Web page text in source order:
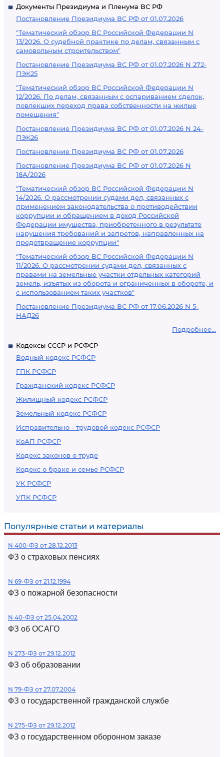
Документы Президиума и Пленума ВС РФ
Постановление Президиума ВС РФ от 01.07.2026
"Тематический обзор ВС Российской Федерации N
13/2026. О судебной практике по делам, связанным с
самовольным строительством"
Постановление Президиума ВС РФ от 01.07.2026 N 272-
ПЭК25
"Тематический обзор ВС Российской Федерации N
12/2026. По делам, связанным с оспариванием сделок,
повлекших переход права собственности на жилые
помещения"
Постановление Президиума ВС РФ от 01.07.2026 N 24-
ПЭК26
Постановление Президиума ВС РФ от 01.07.2026
Постановление Президиума ВС РФ от 01.07.2026 N
18А/2026
"Тематический обзор ВС Российской Федерации N
14/2026. О рассмотрении судами дел, связанных с
применением законодательства о противодействии
коррупции и обращением в доход Российской
Федерации имущества, приобретенного в результате
нарушения требований и запретов, направленных на
предотвращение коррупции"
"Тематический обзор ВС Российской Федерации N
11/2026. О рассмотрении судами дел, связанных с
правами на земельные участки отдельных категорий
земель, изъятых из оборота и ограниченных в обороте, и
с использованием таких участков"
Постановление Президиума ВС РФ от 17.06.2026 N 5-
НАД26
Подробнее...
Кодексы СССР и РСФСР
Водный кодекс РСФСР
ГПК РСФСР
Гражданский кодекс РСФСР
Жилищный кодекс РСФСР
Земельный кодекс РСФСР
Исправительно - трудовой кодекс РСФСР
КоАП РСФСР
Кодекс законов о труде
Кодекс о браке и семье РСФСР
УК РСФСР
УПК РСФСР
Популярные статьи и материалы
N 400-ФЗ от 28.12.2013
ФЗ о страховых пенсиях
N 69-ФЗ от 21.12.1994
ФЗ о пожарной безопасности
N 40-ФЗ от 25.04.2002
ФЗ об ОСАГО
N 273-ФЗ от 29.12.2012
ФЗ об образовании
N 79-ФЗ от 27.07.2004
ФЗ о государственной гражданской службе
N 275-ФЗ от 29.12.2012
ФЗ о государственном оборонном заказе